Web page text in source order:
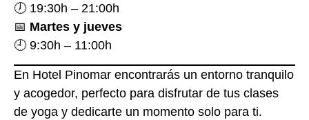
🕖 19:30h – 21:00h
📅 Martes y jueves
🕘 9:30h – 11:00h
En Hotel Pinomar encontrarás un entorno tranquilo
y acogedor, perfecto para disfrutar de tus clases
de yoga y dedicarte un momento solo para ti.